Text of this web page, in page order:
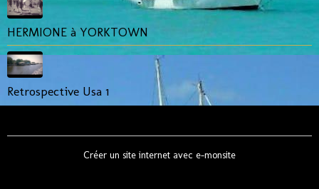
HERMIONE à YORKTOWN
Retrospective Usa 1
Créer un site internet avec e-monsite